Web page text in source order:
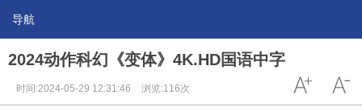
导航
2024动作科幻《变体》4K.HD国语中字
时间:2024-05-29 12:31:46 浏览:116次